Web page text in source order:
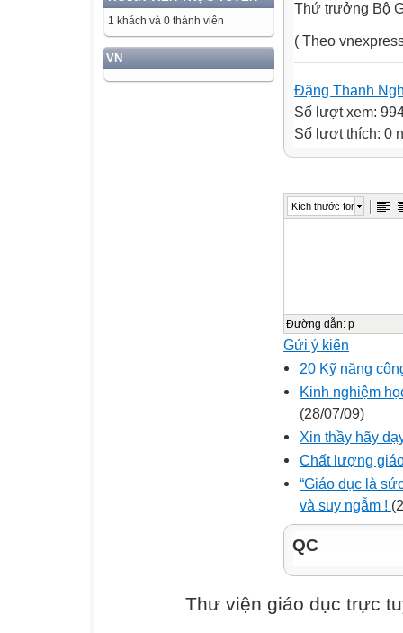
1 khách và 0 thành viên
VN
Thứ trưởng Bộ
( Theo
Đặng Thanh
Số lượt xem:
Số lượt thích: 0
Kích thước font
Đường dẫn: p
Gửi ý kiến
20 Kỹ năng
Kinh nghiệm
(28/07/09)
Xin thầy hãy
Chất lượng
“Giáo dục là
và suy ngẫm !
QC
Thư viện giáo dục trực